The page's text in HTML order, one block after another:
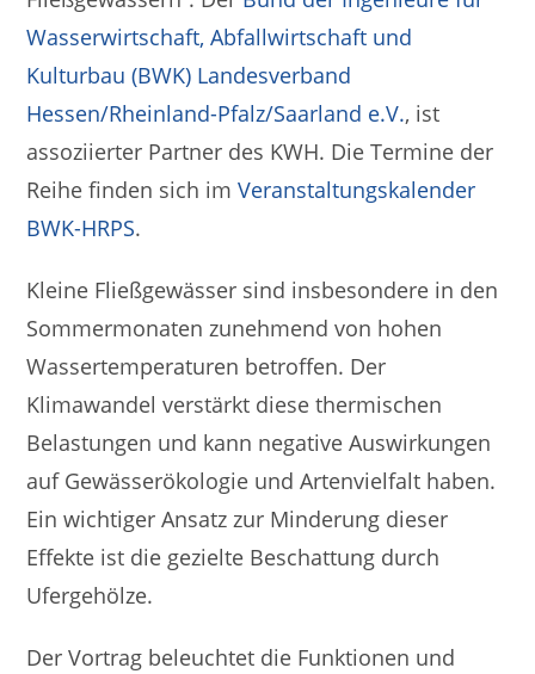
Wasserwirtschaft, Abfallwirtschaft und
Kulturbau (BWK) Landesverband
Hessen/Rheinland-Pfalz/Saarland e.V., ist
assoziierter Partner des KWH. Die Termine der
Reihe finden sich imVeranstaltungskalender
BWK-HRPS.
Kleine Fließgewässer sind insbesondere in den
Sommermonaten zunehmend von hohen
Wassertemperaturen betroffen. Der
Klimawandel verstärkt diese thermischen
Belastungen und kann negative Auswirkungen
auf Gewässerökologie und Artenvielfalt haben.
Ein wichtiger Ansatz zur Minderung dieser
Effekte ist die gezielte Beschattung durch
Ufergehölze.
Der Vortrag beleuchtet die Funktionen und